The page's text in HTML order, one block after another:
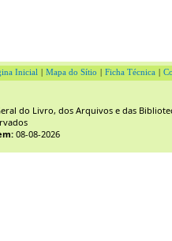
Inicial Mapa do Sítio Ficha Técnica
do Livro, dos Arquivos e das
08-08-2026